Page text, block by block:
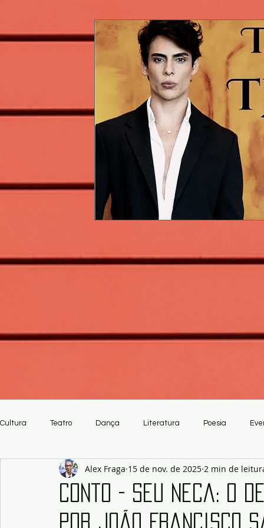
Cultura Teatro Dança Literatura Poesia
Artesanato
Conto - Seu Neca: o
por João Francisco
Alex Fraga 15 de nov. de 2025 2 min de